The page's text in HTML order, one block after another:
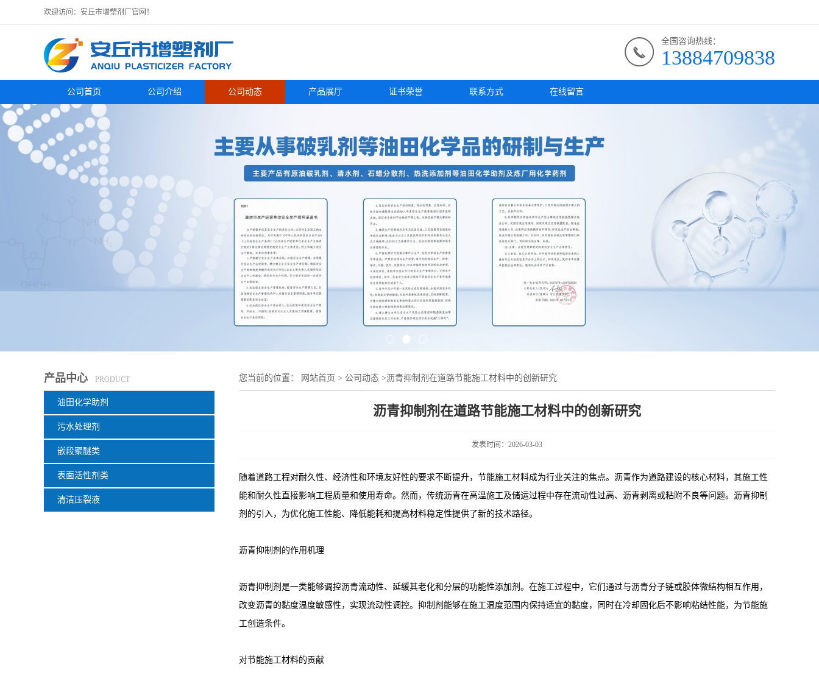
欢迎访问：安丘市增塑剂厂官网！
全国咨询热线：
13884709838
公司首页 公司介绍 公司动态 产品展厅 证书荣誉 联系方式 在线留言
产品中心 PRODUCT
油田化学助剂
污水处理剂
嵌段聚醚类
表面活性剂类
清洁压裂液
您当前的位置： 网站首页 > 公司动态 >沥青抑制剂在道路节能施工材料中的创新研究
沥青抑制剂在道路节能施工材料中的创新研究
发表时间：2026-03-03
随着道路工程对耐久性、经济性和环境友好性的要求不断提升，节能施工材料成为行业关注的焦点。沥青作为道路建设的核心材料，其施工性
能和耐久性直接影响工程质量和使用寿命。然而，传统沥青在高温施工及储运过程中存在流动性过高、沥青剥离或粘附不良等问题。沥青抑制
剂的引入，为优化施工性能、降低能耗和提高材料稳定性提供了新的技术路径。
沥青抑制剂的作用机理
沥青抑制剂是一类能够调控沥青流动性、延缓其老化和分层的功能性添加剂。在施工过程中，它们通过与沥青分子链或胶体微结构相互作用，
改变沥青的黏度温度敏感性，实现流动性调控。抑制剂能够在施工温度范围内保持适宜的黏度，同时在冷却固化后不影响粘结性能，为节能施
工创造条件。
对节能施工材料的贡献